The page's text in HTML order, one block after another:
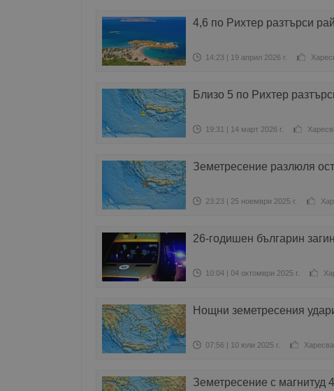
4,6 по Рихтер разтърси
14:23 | 19 април 2026 г.
Близо 5 по Рихтер
19:31 | 14 март 2026 г.
Земетресение разлюля
23:23 | 25 ноември 2025 г.
26-годишен българин
10:04 | 04 октомври 2025 г.
Нощни земетресения
07:56 | 10 юли 2025 г.
Земетресение с магнитуд